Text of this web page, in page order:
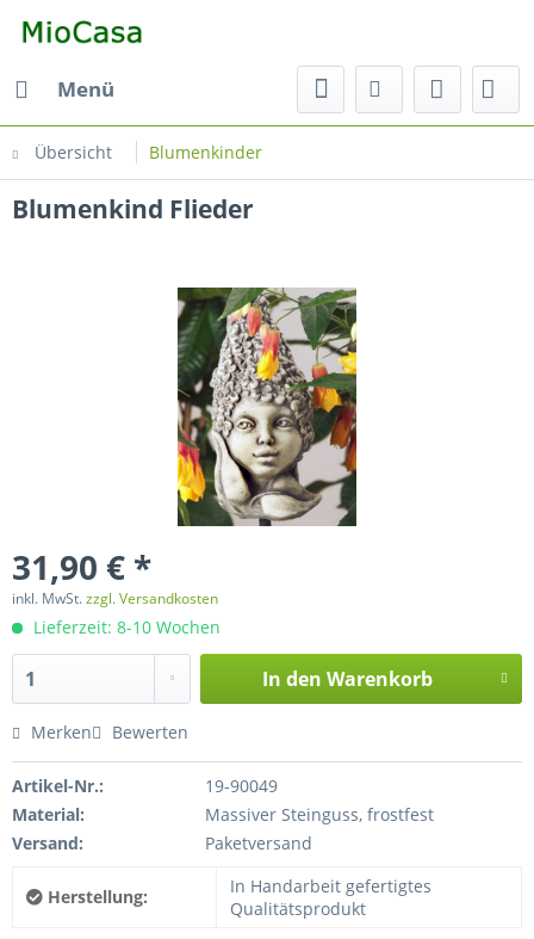
Menü
Übersicht Blumenkinder
Blumenkind Flieder
31,90 € *
inkl. MwSt.zzgl. Versandkosten
Lieferzeit: 8-10 Wochen
In den Warenkorb
Merken Bewerten
Artikel-Nr.:
19-90049
Material:
Massiver Steinguss, frostfest
Versand:
Paketversand
Herstellung:
In Handarbeit gefertigtes
Qualitätsprodukt